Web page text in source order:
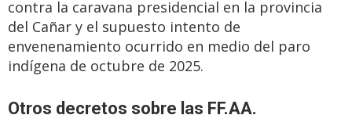
contra la caravana presidencial en la provincia
del Cañar y el supuesto intento de
envenenamiento ocurrido en medio del paro
indígena de octubre de 2025.
Otros decretos sobre las FF.AA.